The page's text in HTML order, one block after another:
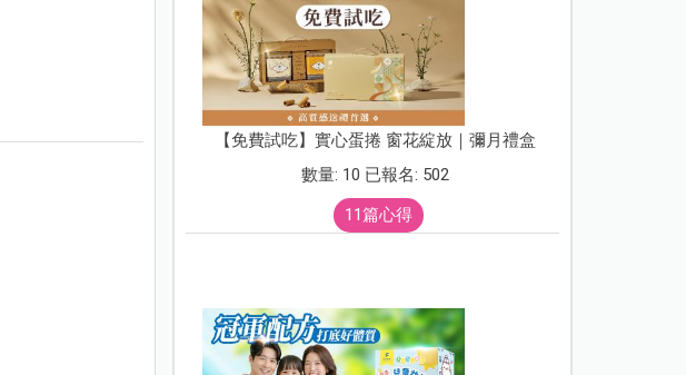
【免費試吃】實心蛋捲 窗花綻放｜彌月禮盒
數量: 10 已報名: 502
11篇心得